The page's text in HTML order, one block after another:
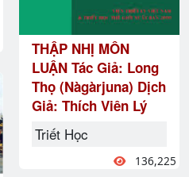
THẬP NHỊ MÔN
LUẬN Tác Giả: Long
Thọ (Nàgàrjuna) Dịch
Giả: Thích Viên Lý
Triết Học
136,225